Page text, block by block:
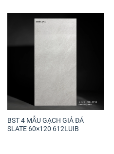
BST 4 MẪU GẠCH GIẢ ĐÁ
SLATE 60×120 612LUIB